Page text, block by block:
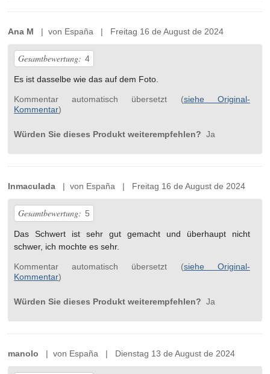
Ana M | von España | Freitag 16 de August de 2024
Gesamtbewertung: 4
Es ist dasselbe wie das auf dem Foto.
Kommentar automatisch übersetzt (siehe Original-
Kommentar)
Würden Sie dieses Produkt weiterempfehlen? Ja
Inmaculada | von España | Freitag 16 de August de 2024
Gesamtbewertung: 5
Das Schwert ist sehr gut gemacht und überhaupt nicht
schwer, ich mochte es sehr.
Kommentar automatisch übersetzt (siehe Original-
Kommentar)
Würden Sie dieses Produkt weiterempfehlen? Ja
manolo | von España | Dienstag 13 de August de 2024